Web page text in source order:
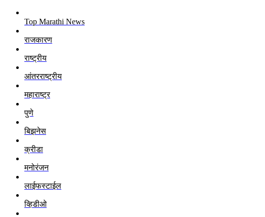
Top Marathi News
राजकारण
राष्ट्रीय
आंतरराष्ट्रीय
महाराष्ट्र
पुणे
बिझनेस
क्रीडा
मनोरंजन
लाईफस्टाईल
व्हिडीओ